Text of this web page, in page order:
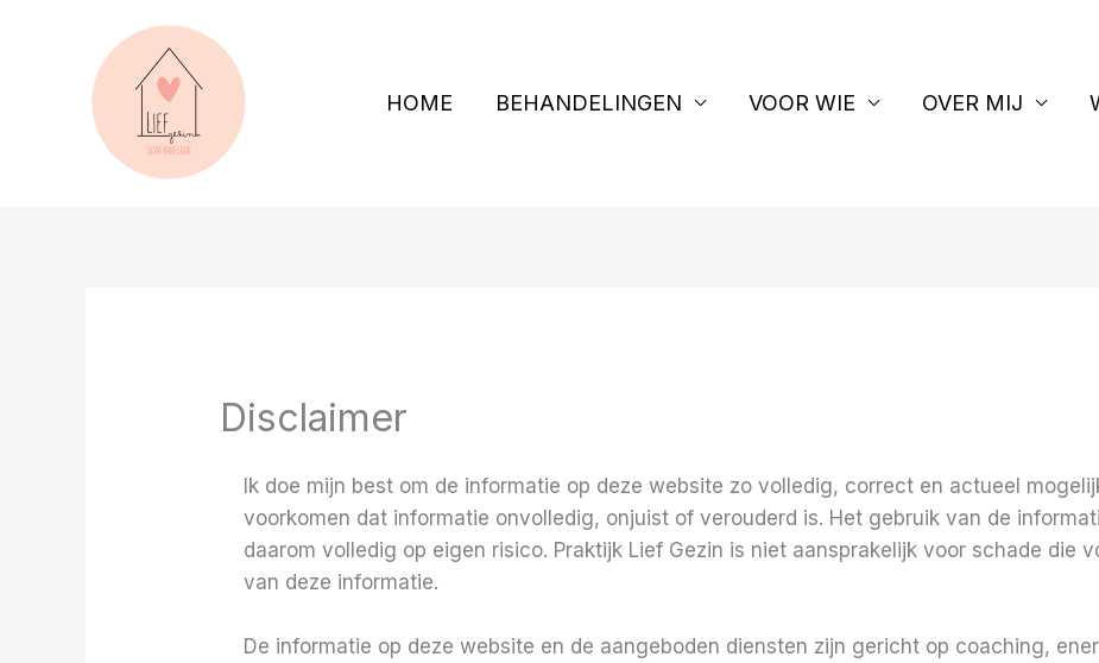
HOME BEHANDELINGEN VOOR WIE OVER MIJ
Disclaimer
Ik doe mijn best om de informatie op deze website zo volledig, correct en actueel
voorkomen dat informatie onvolledig, onjuist of verouderd is. Het gebruik van de
daarom volledig op eigen risico. Praktijk Lief Gezin is niet aansprakelijk voor schade die
van deze informatie.
De informatie op deze website en de aangeboden diensten zijn gericht op coaching,